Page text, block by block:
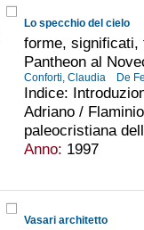
Lo specchio del cielo
forme, significati,
Pantheon al
Conforti, Claudia De
Indice:
Adriano /
paleocristiana
Anno: 1997
Vasari architetto